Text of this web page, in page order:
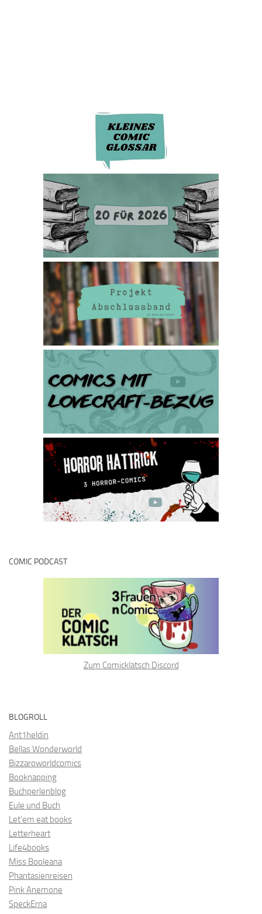
COMIC PODCAST
Zum Comicklatsch Discord
BLOGROLL
Ant1heldin
Bellas Wonderworld
Bizzaroworldcomics
Booknapping
Buchperlenblog
Eule und Buch
Let’em eat books
Letterheart
Life4books
Miss Booleana
Phantasienreisen
Pink Anemone
SpeckErna